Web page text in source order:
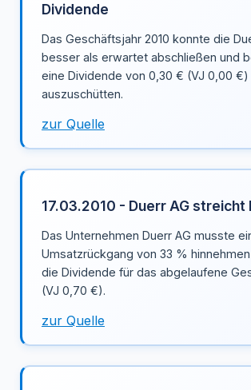
Dividende
Das Geschäftsjahr 2010 konnte die
besser als erwartet abschließen und
eine Dividende von 0,30 € (VJ 0,00 €)
auszuschütten.
zur Quelle
17.03.2010 - Duerr AG streicht
Das Unternehmen Duerr AG musste
Umsatzrückgang von 33 %
die Dividende für das abgelaufene
(VJ 0,70 €).
zur Quelle